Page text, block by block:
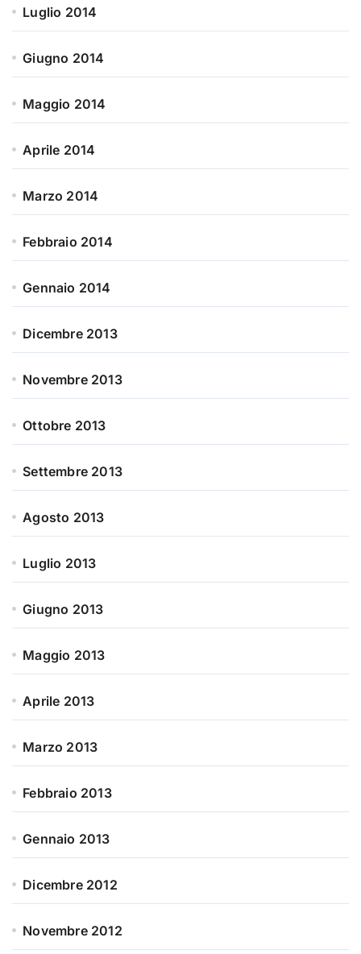
Luglio 2014
Giugno 2014
Maggio 2014
Aprile 2014
Marzo 2014
Febbraio 2014
Gennaio 2014
Dicembre 2013
Novembre 2013
Ottobre 2013
Settembre 2013
Agosto 2013
Luglio 2013
Giugno 2013
Maggio 2013
Aprile 2013
Marzo 2013
Febbraio 2013
Gennaio 2013
Dicembre 2012
Novembre 2012